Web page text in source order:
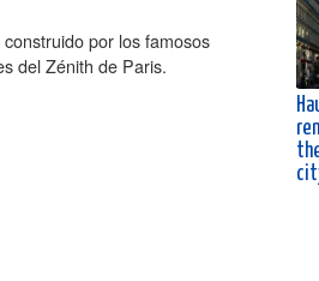
por los famosos
del Zénith de Paris.